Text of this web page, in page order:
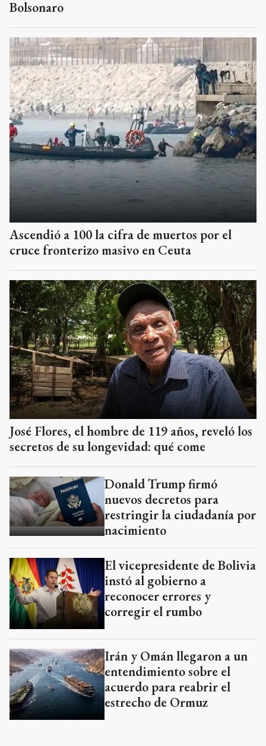
Bolsonaro
Ascendió a 100 la cifra de muertos por el
cruce fronterizo masivo en Ceuta
José Flores, el hombre de 119 años, reveló los
secretos de su longevidad: qué come
Donald Trump firmó
nuevos decretos para
restringir la ciudadanía por
nacimiento
El vicepresidente de Bolivia
instó al gobierno a
reconocer errores y
corregir el rumbo
Irán y Omán llegaron a un
entendimiento sobre el
acuerdo para reabrir el
estrecho de Ormuz